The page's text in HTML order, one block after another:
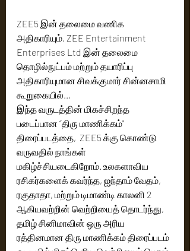
ZEE5 இன் தலைமை வணிக
அதிகாரியும், ZEE Entertainment
Enterprises Ltd இன் தலைமை
தொழில்நுட்பம் மற்றும் தயாரிப்பு
அதிகாரியுமான சிவக்குமார் சின்னசாமி
கூறுகையில்..,
இந்த வருடத்தின் மிகச்சிறந்த
படைப்பான “திரு மாணிக்கம்"
திரைப்படத்தை,  ZEE5 க்கு கொண்டு
வருவதில் நாங்கள்
மகிழ்ச்சியடைகிறோம். உலகளாவிய
ரசிகர்களைக் கவர்ந்த, ஐந்தாம் வேதம்,
ரகுதாதா, மற்றும் டிமாண்டி காலனி 2
ஆகியவற்றின் வெற்றியைத் தொடர்ந்து,
தமிழ் சினிமாவின் ஒரு அரிய
ரத்தினமான திரு மாணிக்கம் திரைப்படம்